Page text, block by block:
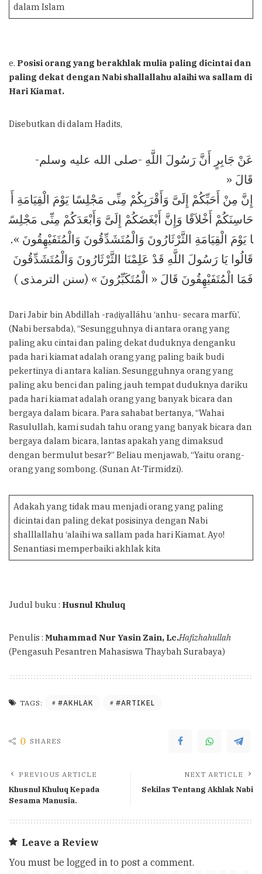
dalam Islam
e. Posisi orang yang berakhlak mulia paling dicintai dan
paling dekat dengan Nabi shallallahu alaihi wa sallam di
Hari Kiamat.
Disebutkan di dalam Hadits,
عَنْ جَابِرٍ أَنَّ رَسُولَ اللَّهِ -صلى الله عليه وسلم-
قَالَ «
إِنَّ مِنْ أَحَبِّكُمْ إِلَىَّ وَأَقْرَبِكُمْ مِنِّى مَجْلِسًا يَوْمَ الْقِيَامَةِ أَ
حَاسِنَكُمْ أَخْلاَقًا وَإِنَّ أَبْغَضَكُمْ إِلَىَّ وَأَبْعَدَكُمْ مِنِّى مَجْلِسً
ا يَوْمَ الْقِيَامَةِ الثَّرْثَارُونَ وَالْمُتَشَدِّقُونَ وَالْمُتَفَيْهِقُونَ ».
قَالُوا يَا رَسُولَ اللَّهِ قَدْ عَلِمْنَا الثَّرْثَارُونَ وَالْمُتَشَدِّقُونَ
فَمَا الْمُتَفَيْهِقُونَ قَالَ « الْمُتَكَبِّرُونَ » (سنن الترمذى )
Dari Jabir bin Abdillah -raḍiyallāhu ‘anhu- secara marfū’,
(Nabi bersabda), “Sesungguhnya di antara orang yang
paling aku cintai dan paling dekat duduknya denganku
pada hari kiamat adalah orang yang paling baik budi
pekertinya di antara kalian. Sesungguhnya orang yang
paling aku benci dan paling jauh tempat duduknya dariku
pada hari kiamat adalah orang yang banyak bicara dan
bergaya dalam bicara. Para sahabat bertanya, “Wahai
Rasulullah, kami sudah tahu orang yang banyak bicara dan
bergaya dalam bicara, lantas apakah yang dimaksud
dengan bermulut besar?” Beliau menjawab, “Yaitu orang-
orang yang sombong. (Sunan At-Tirmidzi).
Adakah yang tidak mau menjadi orang yang paling
dicintai dan paling dekat posisinya dengan Nabi
shalllallahu ‘alaihi wa sallam pada hari Kiamat. Ayo!
Senantiasi memperbaiki akhlak kita
Judul buku : Husnul Khuluq
Penulis : Muhammad Nur Yasin Zain, Lc.Hafizhahullah
(Pengasuh Pesantren Mahasiswa Thaybah Surabaya)
TAGS: #AKHLAK #ARTIKEL
0 SHARES
PREVIOUS ARTICLE
Khusnul Khuluq Kepada
Sesama Manusia.
NEXT ARTICLE
Sekilas Tentang Akhlak Nabi
Leave a Review
You must be logged in to post a comment.